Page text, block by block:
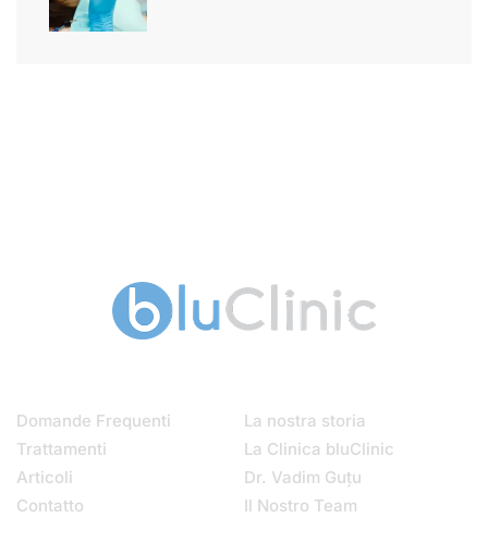
Domande Frequenti
Trattamenti
Articoli
Contatto
La nostra storia
La Clinica bluClinic
Dr. Vadim Guțu
Il Nostro Team